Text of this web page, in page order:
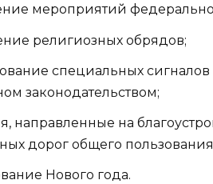
мероприятий
религиозных обрядов;
специальных
законодательством;
направленные на
дорог общего
Нового года.